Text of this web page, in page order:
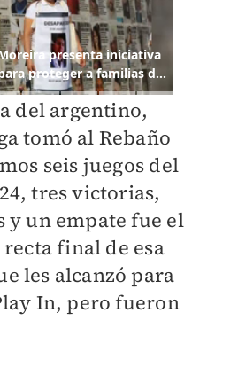
del argentino,
tomó al Rebaño
seis juegos del
tres victorias,
y un empate fue el
final de esa
les alcanzó para
In, pero fueron